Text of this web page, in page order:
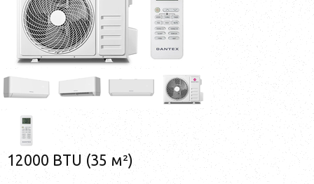
12000 BTU (35 м²)